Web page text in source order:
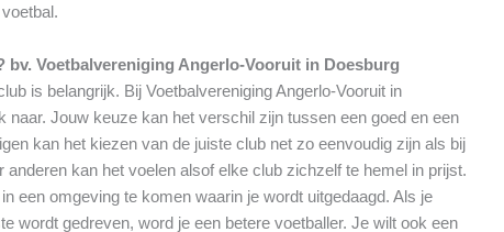
bv. Voetbalvereniging Angerlo-Vooruit in Doesburg
is belangrijk. Bij Voetbalvereniging Angerlo-Vooruit in
naar. Jouw keuze kan het verschil zijn tussen een goed en een
kan het kiezen van de juiste club net zo eenvoudig zijn als bij
anderen kan het voelen alsof elke club zichzelf te hemel in prijst.
een omgeving te komen waarin je wordt uitgedaagd. Als je
wordt gedreven, word je een betere voetballer. Je wilt ook een